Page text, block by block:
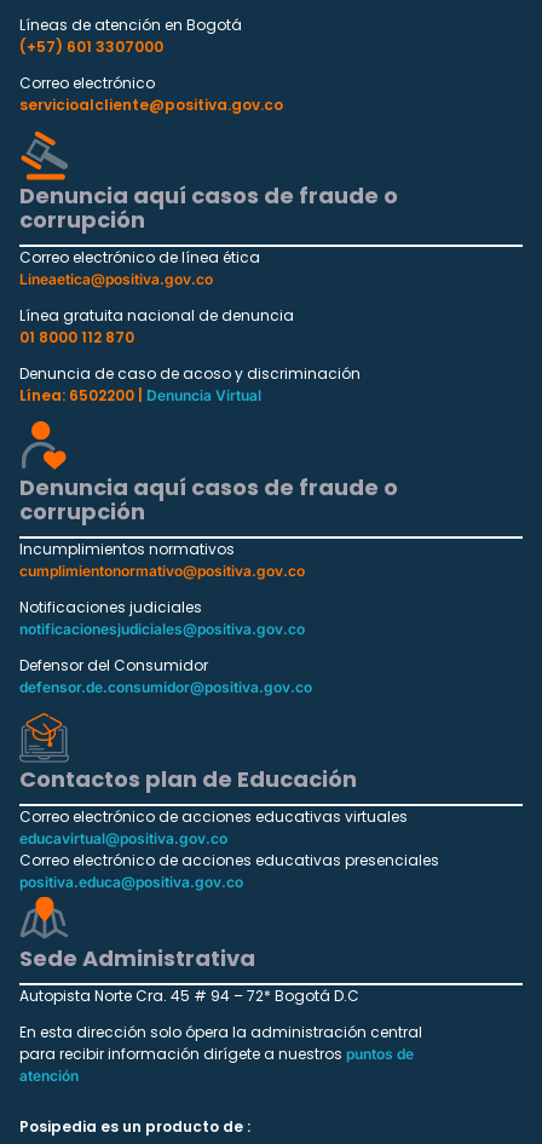
Líneas de atención en Bogotá
(+57) 601 3307000
Correo electrónico
servicioalcliente@positiva.gov.co
Denuncia aquí casos de fraude o
corrupción
Correo electrónico de línea ética
Lineaetica@positiva.gov.co
Línea gratuita nacional de denuncia
01 8000 112 870
Denuncia de caso de acoso y discriminación
Línea: 6502200 |
Denuncia Virtual
Denuncia aquí casos de fraude o
corrupción
Incumplimientos normativos
cumplimientonormativo@positiva.gov.co
Notificaciones judiciales
notificacionesjudiciales@positiva.gov.co
Defensor del Consumidor
defensor.de.consumidor@positiva.gov.co
Contactos plan de Educación
Correo electrónico de acciones educativas virtuales
educavirtual@positiva.gov.co
Correo electrónico de acciones educativas presenciales
positiva.educa@positiva.gov.co
Sede Administrativa
Autopista Norte Cra. 45 # 94 – 72* Bogotá D.C
En esta dirección solo ópera la administración central
para recibir información dirígete a nuestros puntos de
atención
Posipedia es un producto de :